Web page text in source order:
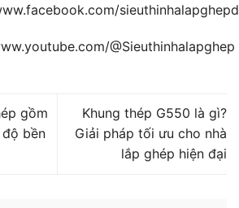
@Sieuthinhalapghep
gồm
bền
Khung thép G550 là gì?
Giải pháp tối ưu cho nhà
lắp ghép hiện đại